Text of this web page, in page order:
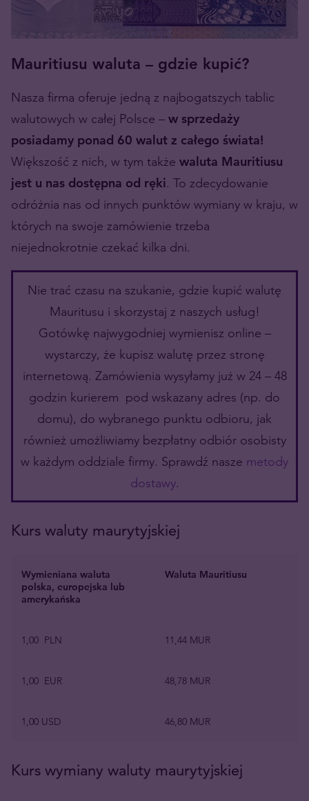
Mauritiusu waluta – gdzie kupić?
Nasza firma oferuje jedną z najbogatszych tablic
walutowych w całej Polsce – w sprzedaży
posiadamy ponad 60 walut z całego świata!
Większość z nich, w tym także waluta Mauritiusu
jest u nas dostępna od ręki. To zdecydowanie
odróżnia nas od innych punktów wymiany w kraju, w
których na swoje zamówienie trzeba
niejednokrotnie czekać kilka dni.
Nie trać czasu na szukanie, gdzie kupić walutę
Mauritusu i skorzystaj z naszych usług!
Gotówkę najwygodniej wymienisz online –
wystarczy, że kupisz walutę przez stronę
internetową. Zamówienia wysyłamy już w 24 – 48
godzin kurierem pod wskazany adres (np. do
domu), do wybranego punktu odbioru, jak
również umożliwiamy bezpłatny odbiór osobisty
w każdym oddziale firmy. Sprawdź nasze metody
dostawy.
Kurs waluty maurytyjskiej
Wymieniana waluta
polska, europejska lub
amerykańska
Waluta Mauritiusu
1,00 PLN 11,44 MUR
1,00 EUR 48,78 MUR
1,00 USD 46,80 MUR
Kurs wymiany waluty maurytyjskiej